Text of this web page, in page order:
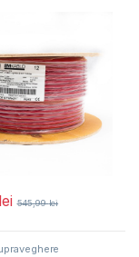
lei 545,99lei